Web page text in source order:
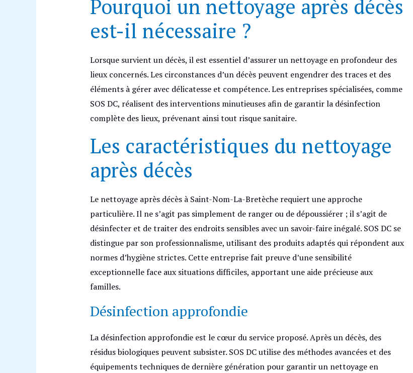
Pourquoi un nettoyage après décès
est-il nécessaire ?
Lorsque survient un décès, il est essentiel d’assurer un nettoyage en profondeur des
lieux concernés. Les circonstances d’un décès peuvent engendrer des traces et des
éléments à gérer avec délicatesse et compétence. Les entreprises spécialisées, comme
SOS DC, réalisent des interventions minutieuses afin de garantir la désinfection
complète des lieux, prévenant ainsi tout risque sanitaire.
Les caractéristiques du nettoyage
après décès
Le nettoyage après décès à Saint-Nom-La-Bretèche requiert une approche
particulière. Il ne s’agit pas simplement de ranger ou de dépoussiérer ; il s’agit de
désinfecter et de traiter des endroits sensibles avec un savoir-faire inégalé. SOS DC se
distingue par son professionnalisme, utilisant des produits adaptés qui répondent aux
normes d’hygiène strictes. Cette entreprise fait preuve d’une sensibilité
exceptionnelle face aux situations difficiles, apportant une aide précieuse aux
familles.
Désinfection approfondie
La désinfection approfondie est le cœur du service proposé. Après un décès, des
résidus biologiques peuvent subsister. SOS DC utilise des méthodes avancées et des
équipements techniques de dernière génération pour garantir un nettoyage en